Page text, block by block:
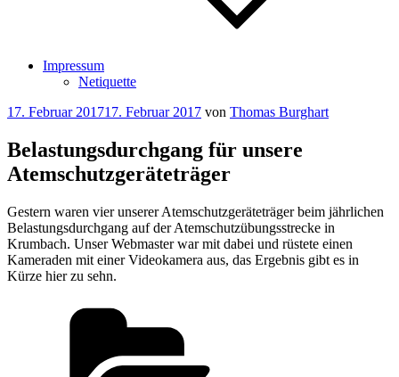
Impressum
Netiquette
Veröffentlicht
17. Februar 201717. Februar 2017 von Thomas Burghart
Belastungsdurchgang für unsere
Atemschutzgeräteträger
Gestern waren vier unserer Atemschutzgeräteträger beim jährlichen
Belastungsdurchgang auf der Atemschutzübungsstrecke in
Krumbach. Unser Webmaster war mit dabei und rüstete einen
Kameraden mit einer Videokamera aus, das Ergebnis gibt es in
Kürze hier zu sehn.